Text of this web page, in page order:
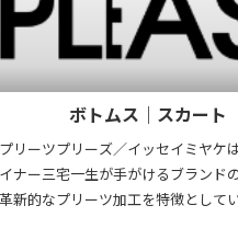
ボトムス｜スカート
プリーツプリーズ／イッセイミヤケ
イナー三宅一生が手がけるブランドの
革新的なプリーツ加工を特徴として